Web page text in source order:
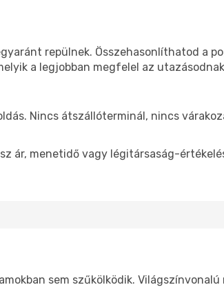
repülnek. Összehasonlíthatod a
a legjobban megfelel az
Nincs átszállóterminál, nincs
ár, menetidő vagy légitársaság-
sem szűkölködik.